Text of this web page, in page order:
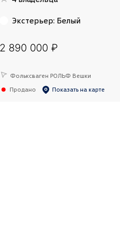
Экстерьер: Белый
890 000 ₽
Фольксваген РОЛЬФ Вешки
Продано
Показать на карте